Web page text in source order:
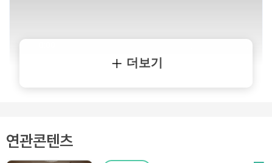
더보기
연관콘텐츠